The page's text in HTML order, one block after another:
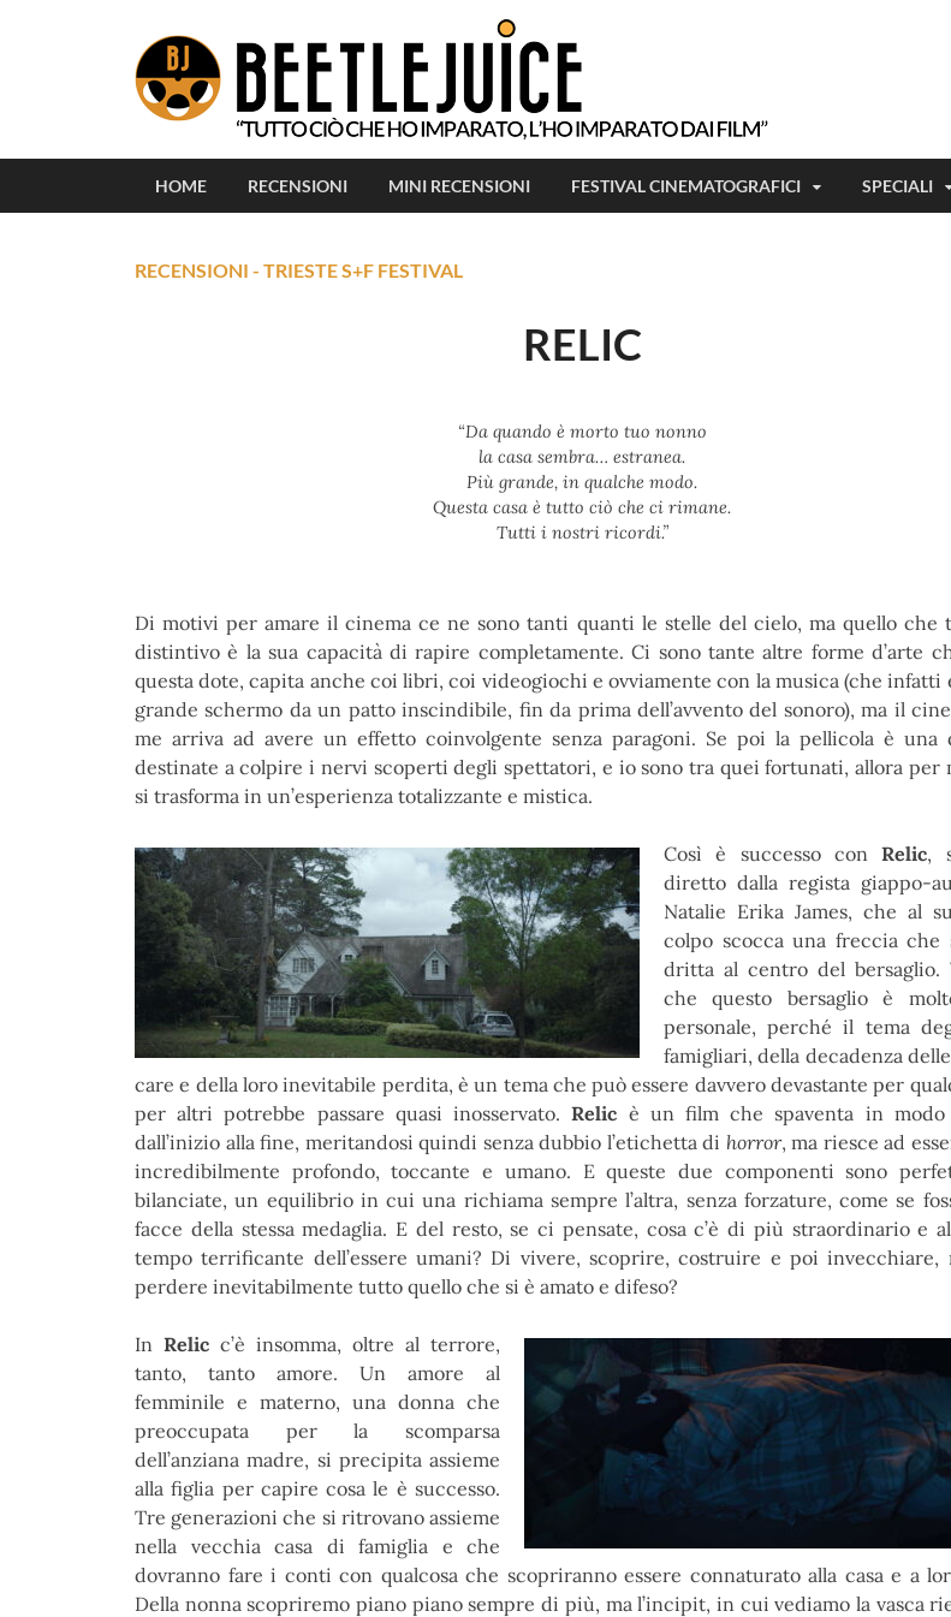
HOME RECENSIONI MINI RECENSIONI FESTIVAL CINEMATOGRAFICI SPECIALI
RECENSIONI - TRIESTE S+F FESTIVAL
RELIC
“Da quando è morto tuo nonno
la casa sembra… estranea.
Più grande, in qualche modo.
Questa casa è tutto ciò che ci rimane.
Tutti i nostri ricordi.”
Di motivi per amare il cinema ce ne sono tanti quanti le stelle del cielo, ma quello che
distintivo è la sua capacità di rapire completamente. Ci sono tante altre forme d’arte
questa dote, capita anche coi libri, coi videogiochi e ovviamente con la musica (che infatti
grande schermo da un patto inscindibile, fin da prima dell’avvento del sonoro), ma il
me arriva ad avere un effetto coinvolgente senza paragoni. Se poi la pellicola è una
destinate a colpire i nervi scoperti degli spettatori, e io sono tra quei fortunati, allora per
si trasforma in un’esperienza totalizzante e mistica.
Così è successo conRelic,
diretto dalla regista giappo-
Natalie Erika James, che al
colpo scocca una freccia che
dritta al centro del bersaglio.
che questo bersaglio è
personale, perché il tema
famigliari, della decadenza
care e della loro inevitabile perdita, è un tema che può essere davvero devastante per
per altri potrebbe passare quasi inosservato.Relic è un film che spaventa in modo
dall’inizio alla fine, meritandosi quindi senza dubbio l’etichetta di horror, ma riesce ad
incredibilmente profondo, toccante e umano. E queste due componenti sono
bilanciate, un equilibrio in cui una richiama sempre l’altra, senza forzature, come se
facce della stessa medaglia. E del resto, se ci pensate, cosa c’è di più straordinario e
tempo terrificante dell’essere umani? Di vivere, scoprire, costruire e poi invecchiare,
perdere inevitabilmente tutto quello che si è amato e difeso?
In Relic c’è insomma, oltre al terrore,
tanto, tanto amore. Un amore al
femminile e materno, una donna che
preoccupata per la scomparsa
dell’anziana madre, si precipita assieme
alla figlia per capire cosa le è successo.
Tre generazioni che si ritrovano assieme
nella vecchia casa di famiglia e che
dovranno fare i conti con qualcosa che scopriranno essere connaturato alla casa e a
Della nonna scopriremo piano piano sempre di più, ma l’incipit, in cui vediamo la vasca